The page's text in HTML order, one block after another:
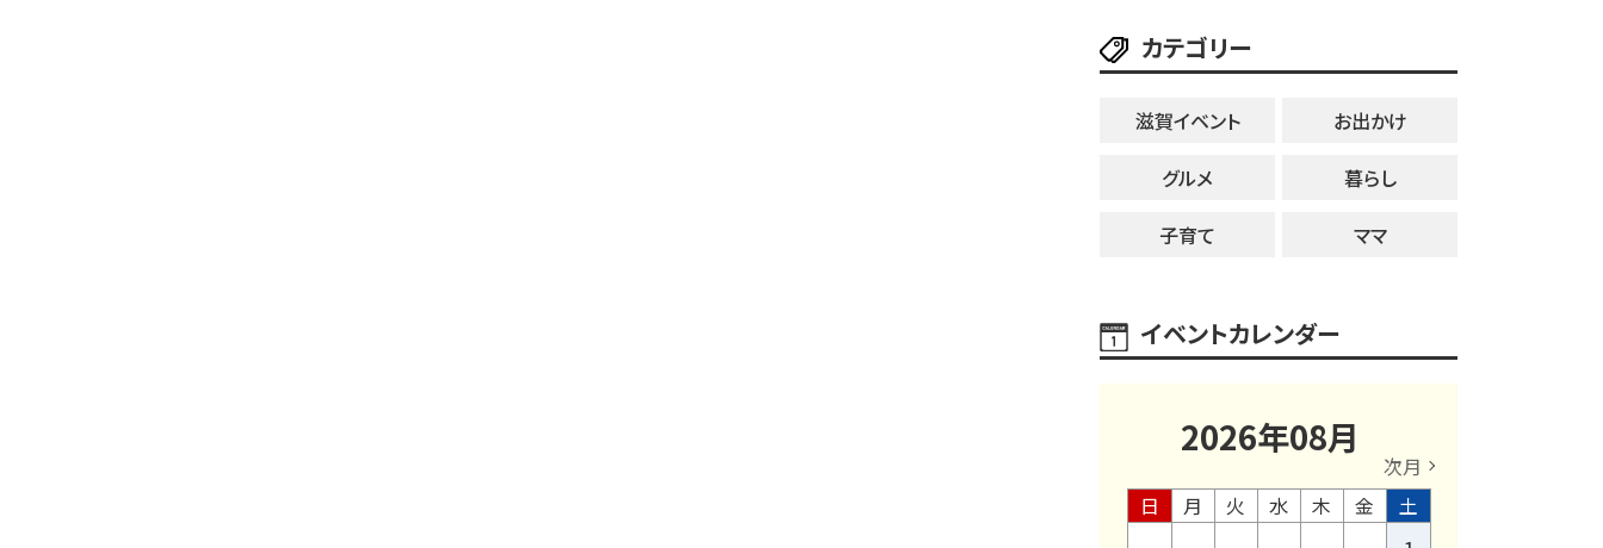
祭り】
カテゴリー
滋賀イベント
お出かけ
グルメ
暮らし
子育て
ママ
イベントカレンダー
2026年08月
次月
日
月 火 水 木 金 土